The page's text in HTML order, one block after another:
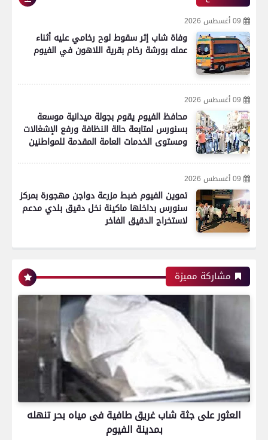
09 أغسطس 2026
وفاة شاب إثر سقوط لوح رخامي عليه أثناء
عمله بورشة رخام بقرية اللاهون في الفيوم
09 أغسطس 2026
محافظ الفيوم يقوم بجولة ميدانية موسعة
بسنورس لمتابعة حالة النظافة ورفع الإشغالات
ومستوى الخدمات العامة المقدمة للمواطنين
09 أغسطس 2026
تموين الفيوم ضبط مزرعة دواجن مهجورة بمركز
سنورس بداخلها ماكينة نخل دقيق بلدي مدعم
لاستخراج الدقيق الفاخر
مشاركة مميزة
العثور على جثة شاب غريق طافية فى مياه بحر تنهله
بمدينة الفيوم